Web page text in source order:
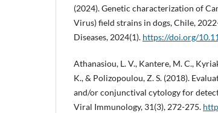
(2024). Genetic characterization of
Virus) field strains in dogs, Chile,
Diseases, 2024(1). https://doi.org/
Athanasiou, L. V., Kantere, M. C.,
K., & Polizopoulou, Z. S. (2018).
and/or conjunctival cytology for
Viral Immunology, 31(3), 272-275.